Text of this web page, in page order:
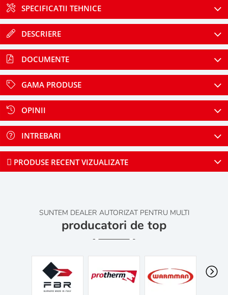
SPECIFICATII TEHNICE
DESCRIERE
DOCUMENTE
GAMA PRODUSE
OPINII
INTREBARI
PRODUSE RECENT VIZUALIZATE
SUNTEM DEALER AUTORIZAT PENTRU MULTI
producatori de top